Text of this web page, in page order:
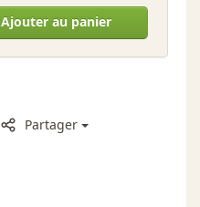
Ajouter au panier
Partager